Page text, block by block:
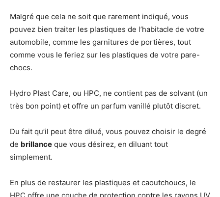
Malgré que cela ne soit que rarement indiqué, vous
pouvez bien traiter les plastiques de l’habitacle de votre
automobile, comme les garnitures de portières, tout
comme vous le feriez sur les plastiques de votre pare-
chocs.
Hydro Plast Care, ou HPC, ne contient pas de solvant (un
très bon point) et offre un parfum vanillé plutôt discret.
Du fait qu’il peut être dilué, vous pouvez choisir le degré
de brillance que vous désirez, en diluant tout
simplement.
En plus de restaurer les plastiques et caoutchoucs, le
HPC offre une couche de protection contre les rayons UV